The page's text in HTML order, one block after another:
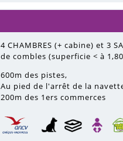
4 CHAMBRES (+ cabine) et 3
de combles (superficie < à
600m des pistes
Au pied de l'arrêt de la
200m des 1ers commerces